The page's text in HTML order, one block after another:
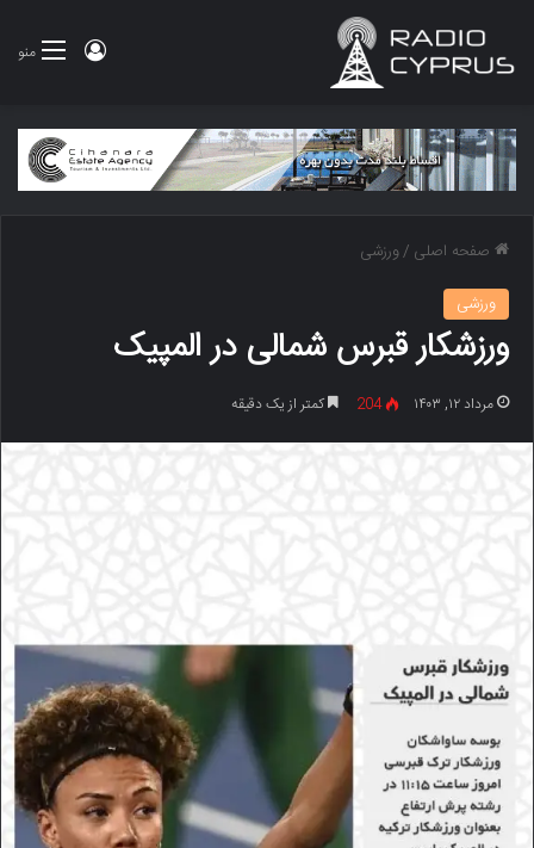
منو ورود
صفحه اصلی /ورزشی
ورزشی
ورزشکار قبرس شمالی در المپیک
مرداد ۱۲, ۱۴۰۳ 204 کمتر از یک دقیقه